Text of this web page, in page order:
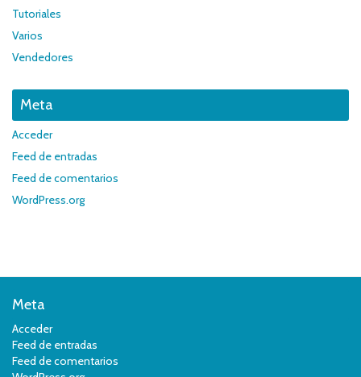
Tutoriales
Varios
Vendedores
Meta
Acceder
Feed de entradas
Feed de comentarios
WordPress.org
Meta
Acceder
Feed de entradas
Feed de comentarios